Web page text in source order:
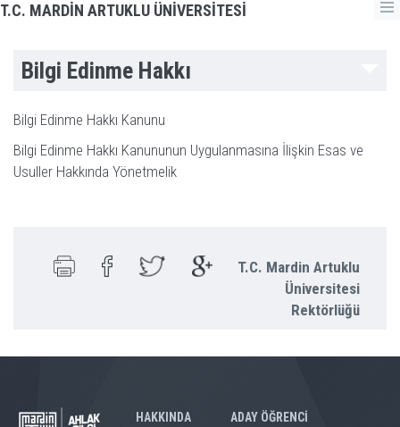
T.C. MARDİN ARTUKLU ÜNİVERSİTESİ
Bilgi Edinme Hakkı
Bilgi Edinme Hakkı Kanunu
Bilgi Edinme Hakkı Kanununun Uygulanmasına İlişkin Esas ve
Usuller Hakkında Yönetmelik
T.C. Mardin Artuklu
Üniversitesi
Rektörlüğü
HAKKINDA ADAY ÖĞRENCİ